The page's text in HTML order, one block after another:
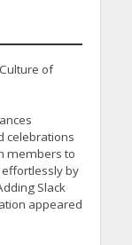
of
celebrations
members to
by
Slack
appeared